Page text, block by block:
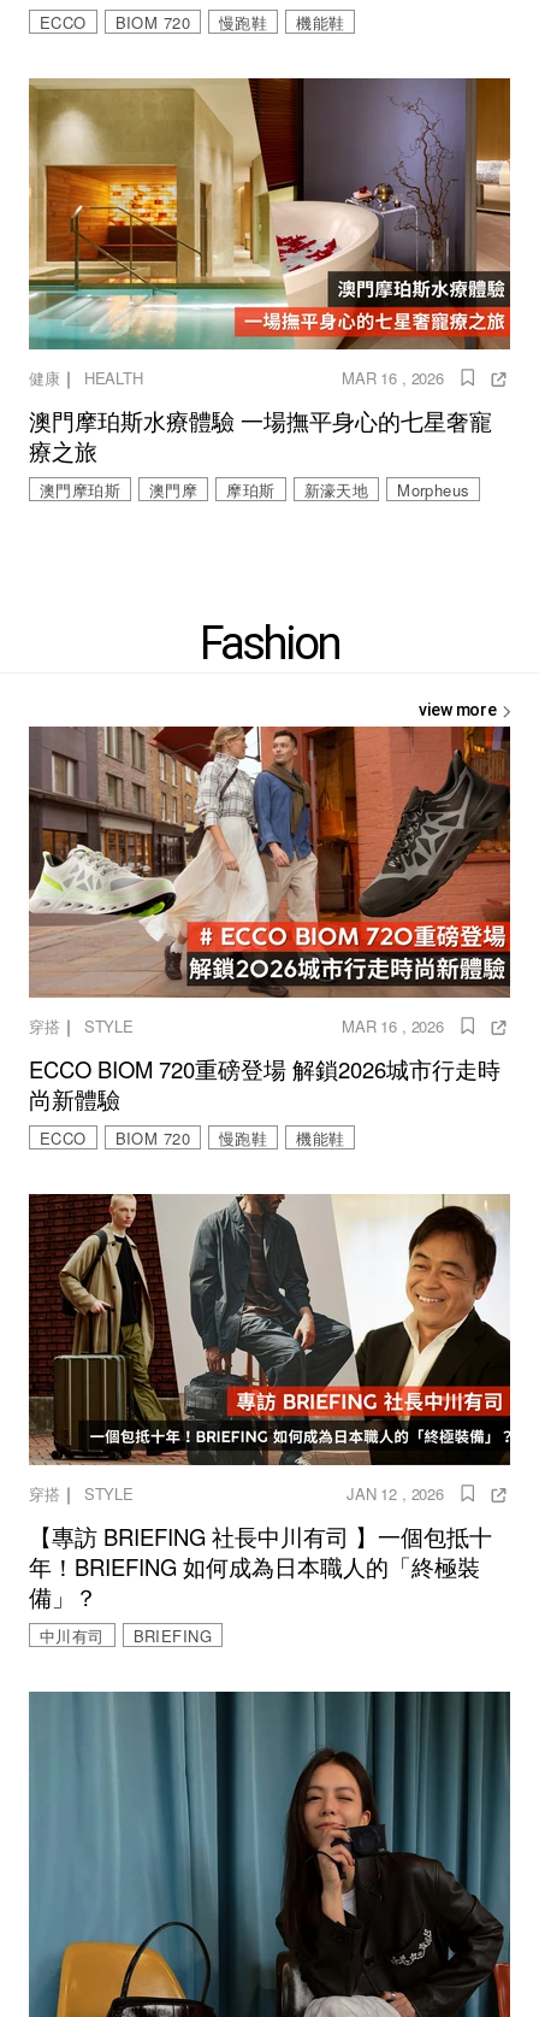
ECCO BIOM 720 慢跑鞋 機能鞋
健康 ｜ HEALTH MAR 16 , 2026
澳門摩珀斯水療體驗 一場撫平身心的七星奢寵
療之旅
澳門摩珀斯 澳門摩 摩珀斯 新濠天地 Morpheus
Fashion
view more
穿搭 ｜ STYLE MAR 16 , 2026
ECCO BIOM 720重磅登場 解鎖2026城市行走時
尚新體驗
ECCO BIOM 720 慢跑鞋 機能鞋
穿搭 ｜ STYLE JAN 12 , 2026
【專訪 BRIEFING 社長中川有司 】一個包抵十
年！BRIEFING 如何成為日本職人的「終極裝
備」？
中川有司 BRIEFING